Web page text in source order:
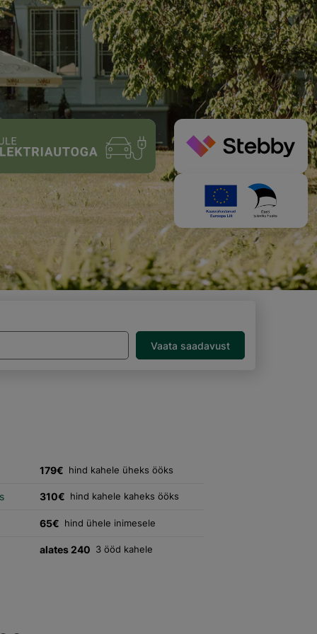
Vaata saadavust
179€ hind kahele üheks ööks
310€ hind kahele kaheks ööks
65€ hind ühele inimesele
alates 240 3 ööd kahele